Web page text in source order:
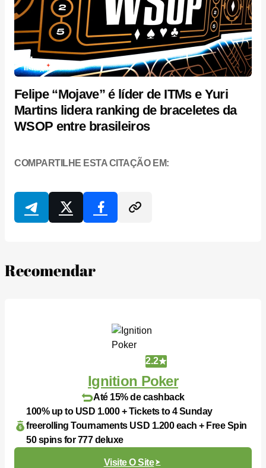
Felipe “Mojave” é líder de ITMs e Yuri
Martins lidera ranking de braceletes da
WSOP entre brasileiros
COMPARTILHE ESTA CITAÇÃO EM:
Recomendar
2.2
Ignition Poker
Até 15% de cashback
100% up to USD 1.000 + Tickets to 4 Sunday
freerolling Tournaments USD 1.200 each + Free Spin
50 spins for 777 deluxe
Visite O Site